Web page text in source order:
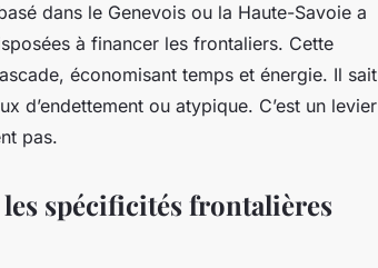
dans le Genevois ou la Haute-Savoie a
à financer les frontaliers. Cette
économisant temps et énergie. Il sait
d’endettement ou atypique. C’est un levier
pas.
spécificités frontalières